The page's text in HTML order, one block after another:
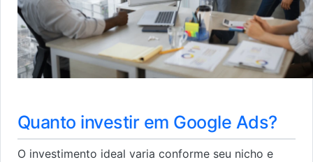
Quanto investir em Google Ads?
O investimento ideal varia conforme seu nicho e